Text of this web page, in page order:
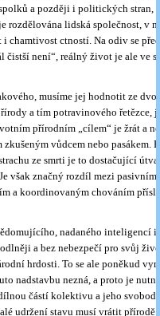
a později i politických stran,
rozdělována lidská společnost, v
chamtivost ctností. Na odiv se
čistší není“, reálný život je ale ve
musíme jej hodnotit ze
a tím potravinového řetězce,
přírodním „cílem“ je žrát a
vůdcem nebo pasákem.
ze smrti je to dostačující
však značný rozdíl mezi pasivním
a koordinovaným chováním
nadaného inteligencí
a bez nebezpečí pro svůj
hrdosti. To se ale poněkud
nadstavbu nezná, a proto je
částí kolektivu a jeho
udržení stavu musí vrátit přírodě